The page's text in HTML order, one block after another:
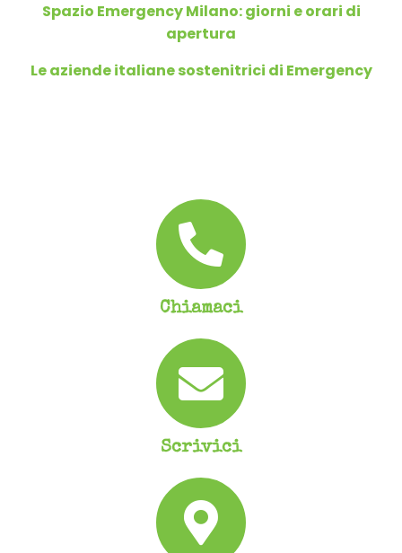
Spazio Emergency Milano: giorni e orari di
apertura
Le aziende italiane sostenitrici di Emergency
Chiamaci
Scrivici